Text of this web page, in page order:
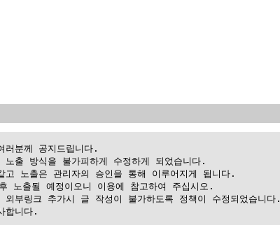
분께 공지드립니다.
출 방식을 불가피하게 수정하게 되었습니다.
노출은 관리자의 승인을 통해 이루어지게 됩니다.
노출될 예정이오니 이용에 참고하여 주십시오.
부링크 추가시 글 작성이 불가하도록 정책이 수정되었습니다.
합니다.